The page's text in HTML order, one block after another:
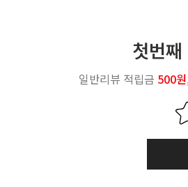
첫번
일반리뷰 적립금 500원